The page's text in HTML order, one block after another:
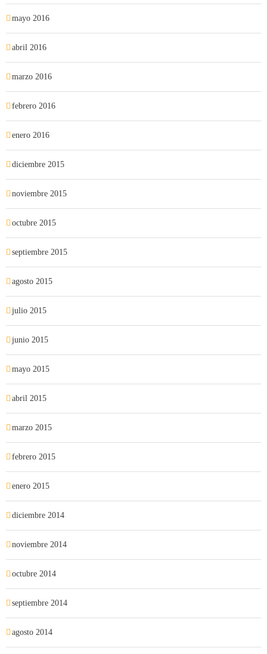
mayo 2016
abril 2016
marzo 2016
febrero 2016
enero 2016
diciembre 2015
noviembre 2015
octubre 2015
septiembre 2015
agosto 2015
julio 2015
junio 2015
mayo 2015
abril 2015
marzo 2015
febrero 2015
enero 2015
diciembre 2014
noviembre 2014
octubre 2014
septiembre 2014
agosto 2014